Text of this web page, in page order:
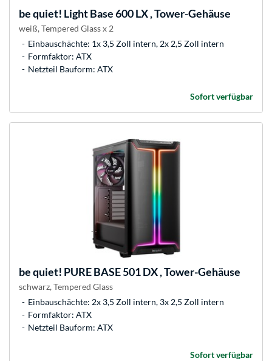
be quiet! Light Base 600 LX , Tower-Gehäuse
weiß, Tempered Glass x 2
Einbauschächte: 1x 3,5 Zoll intern, 2x 2,5 Zoll intern
Formfaktor: ATX
Netzteil Bauform: ATX
Sofort verfügbar
be quiet! PURE BASE 501 DX , Tower-Gehäuse
schwarz, Tempered Glass
Einbauschächte: 2x 3,5 Zoll intern, 3x 2,5 Zoll intern
Formfaktor: ATX
Netzteil Bauform: ATX
Sofort verfügbar